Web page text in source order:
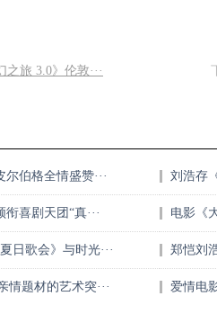
旅 3.0》伦敦···
伯格全情盛赞··· 刘浩存
喜剧天团“真··· 电影《
日歌会》与时光··· 郑恺刘
情题材的艺术突··· 爱情电